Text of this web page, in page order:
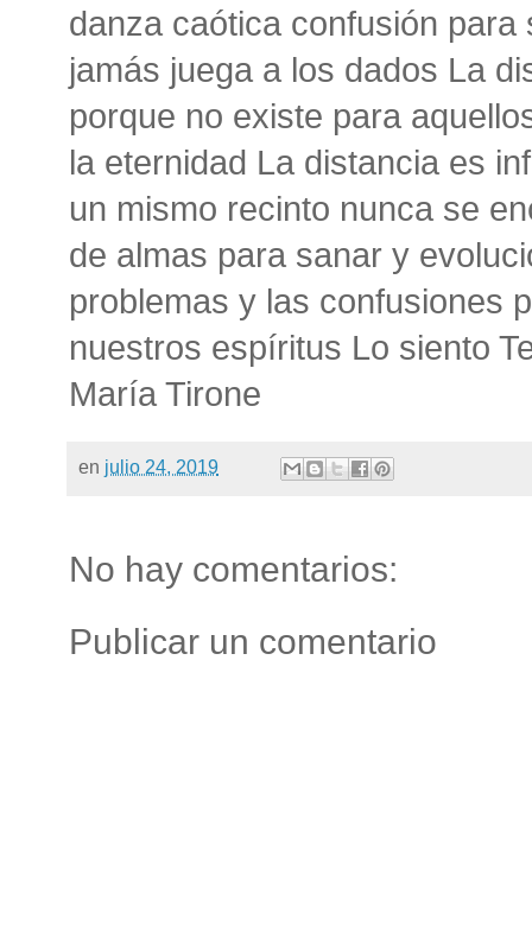
danza caótica confusión
jamás juega a los dados La
porque no existe para
la eternidad La distancia es
un mismo recinto nunca se
de almas para sanar y
problemas y las confusiones
nuestros espíritus Lo siento
María Tirone
en julio 24, 2019
No hay comentarios:
Publicar un comentario